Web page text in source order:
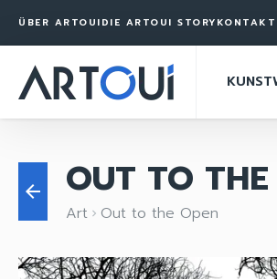
ÜBER ARTOUI DIE ARTOUI STORY KONTAKT
arrow_back OUT TO
Art keyboard_arrow_right Out to the Open